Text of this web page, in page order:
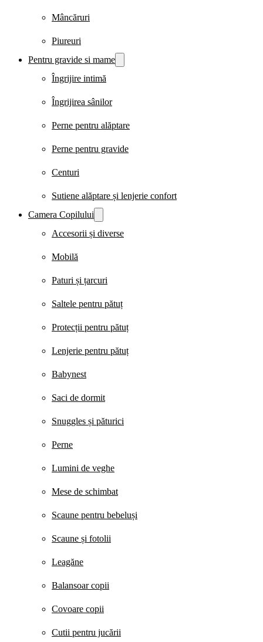
Mâncăruri
Piureuri
Pentru gravide si mame
Îngrijire intimă
Îngrijirea sânilor
Perne pentru alăptare
Perne pentru gravide
Centuri
Sutiene alăptare și lenjerie confort
Camera Copilului
Accesorii și diverse
Mobilă
Paturi și țarcuri
Saltele pentru pătuț
Protecții pentru pătuț
Lenjerie pentru pătuț
Babynest
Saci de dormit
Snuggles și păturici
Perne
Lumini de veghe
Mese de schimbat
Scaune pentru bebeluși
Scaune și fotolii
Leagăne
Balansoar copii
Covoare copii
Cutii pentru jucării